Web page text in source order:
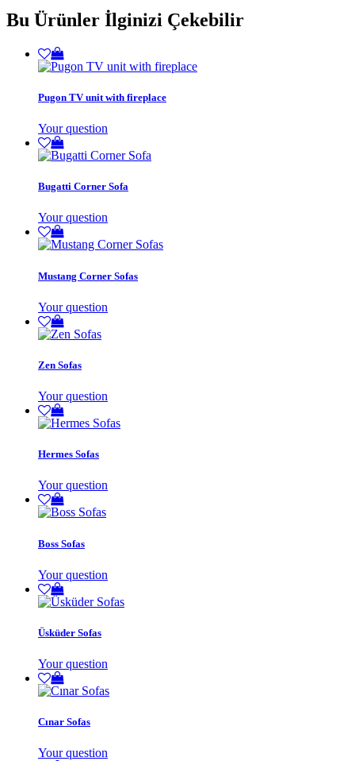
Bu Ürünler İlginizi Çekebilir
Pugon TV unit with fireplace
Your question
Bugatti Corner Sofa
Your question
Mustang Corner Sofas
Your question
Zen Sofas
Your question
Hermes Sofas
Your question
Boss Sofas
Your question
Üsküder Sofas
Your question
Cınar Sofas
Your question